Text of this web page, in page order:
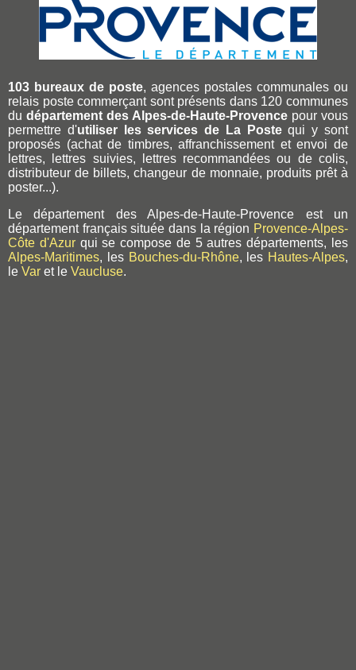
103 bureaux de poste, agences postales communales ou
relais poste commerçant sont présents dans 120 communes
du département des Alpes-de-Haute-Provence pour vous
permettre d'utiliser les services de La Postequi y sont
proposés (achat de timbres, affranchissement et envoi de
lettres, lettres suivies, lettres recommandées ou de colis,
distributeur de billets, changeur de monnaie, produits prêt à
poster...).
Le département des Alpes-de-Haute-Provence est un
département français située dans la région Provence-Alpes-
Côte d'Azurqui se compose de 5 autres départements, les
Alpes-Maritimes, les Bouches-du-Rhône, les Hautes-Alpes,
le Var et le Vaucluse.